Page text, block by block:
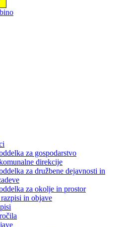
za gospodarstvo
direkcije
za družbene dejavnosti in
za okolje in prostor
in objave